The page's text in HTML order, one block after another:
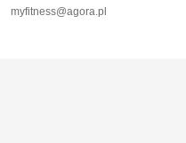
myfitness@agora.pl